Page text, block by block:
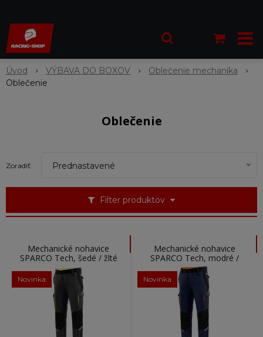
Úvod VÝBAVA DO BOXOV
Oblečenie mechanika
Oblečenie
Oblečenie
Filter produktov
Zoradiť: Prednastavené
Mechanické nohavice
SPARCO Tech, šedé / žlté
Novinka
Mechanické nohavice
SPARCO Tech, modré /
oranžové
Novinka